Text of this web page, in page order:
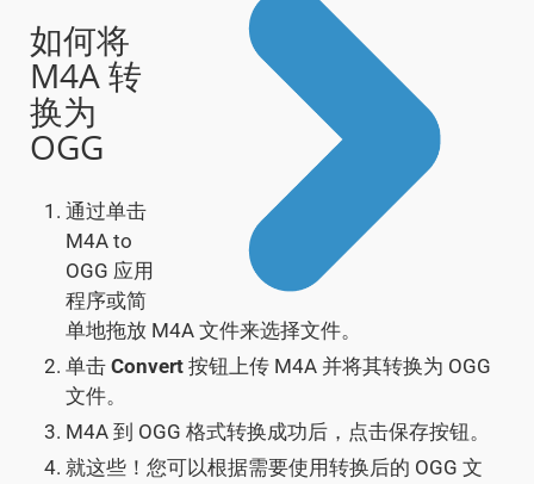
如何将
M4A 转
换为
OGG
通过单击
M4A to
OGG 应用
程序或简
单地拖放 M4A 文件来选择文件。
单击 Convert 按钮上传 M4A 并将其转换为 OGG
文件。
M4A 到 OGG 格式转换成功后，点击保存按钮。
就这些！您可以根据需要使用转换后的 OGG 文